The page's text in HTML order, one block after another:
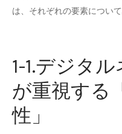
は、それぞれの要素につい
1-1.デジタ
が重視する
性」